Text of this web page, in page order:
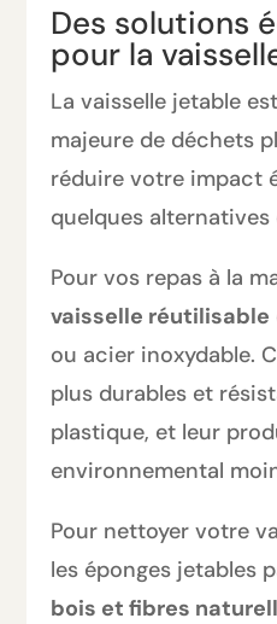
Des solutions
pour la
La vaisselle jetable
majeure de déchets
réduire votre impact
quelques
Pour vos repas à la
vaisselle réutilisable
ou acier inoxydable.
plus durables et
plastique, et leur
environnemental
Pour nettoyer votre
les éponges jetables
bois et fibres